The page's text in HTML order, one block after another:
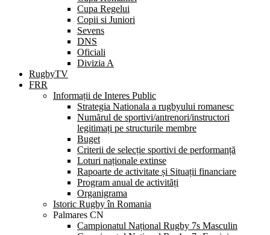
Cupa Regelui
Copii si Juniori
Sevens
DNS
Oficiali
Divizia A
RugbyTV
FRR
Informații de Interes Public
Strategia Nationala a rugbyului romanesc
Numărul de sportivi/antrenori/instructori
legitimați pe structurile membre
Buget
Criterii de selecție sportivi de performanță
Loturi naționale extinse
Rapoarte de activitate și Situații financiare
Program anual de activități
Organigrama
Istoric Rugby în Romania
Palmares CN
Campionatul Național Rugby 7s Masculin